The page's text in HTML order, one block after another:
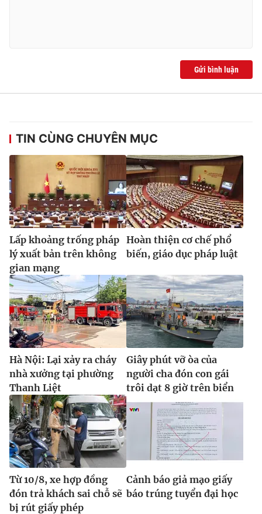
Gửi bình luận
TIN CÙNG CHUYÊN MỤC
Lấp khoảng trống pháp
lý xuất bản trên không
gian mạng
Hoàn thiện cơ chế phổ
biến, giáo dục pháp luật
Hà Nội: Lại xảy ra cháy
nhà xưởng tại phường
Thanh Liệt
Giây phút vỡ òa của
người cha đón con gái
trôi dạt 8 giờ trên biển
Từ 10/8, xe hợp đồng
đón trả khách sai chỗ sẽ
bị rút giấy phép
Cảnh báo giả mạo giấy
báo trúng tuyển đại học